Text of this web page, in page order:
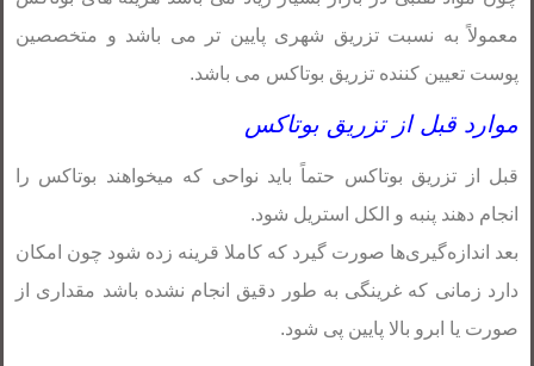
معمولاً به نسبت تزریق شهری پایین تر می باشد و متخصصین
پوست تعیین کننده تزریق بوتاکس می باشد.
موارد قبل از تزریق بوتاکس
قبل از تزریق بوتاکس حتماً باید نواحی که میخواهند بوتاکس را
انجام دهند پنبه و الکل استریل شود.
بعد اندازه‌گیری‌ها صورت گیرد که کاملا قرینه زده شود چون امکان
دارد زمانی که غرینگی به طور دقیق انجام نشده باشد مقداری از
صورت یا ابرو بالا پایین پی شود.